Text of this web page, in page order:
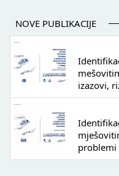
NOVE PUBLIKACIJE
izazovi,
problemi